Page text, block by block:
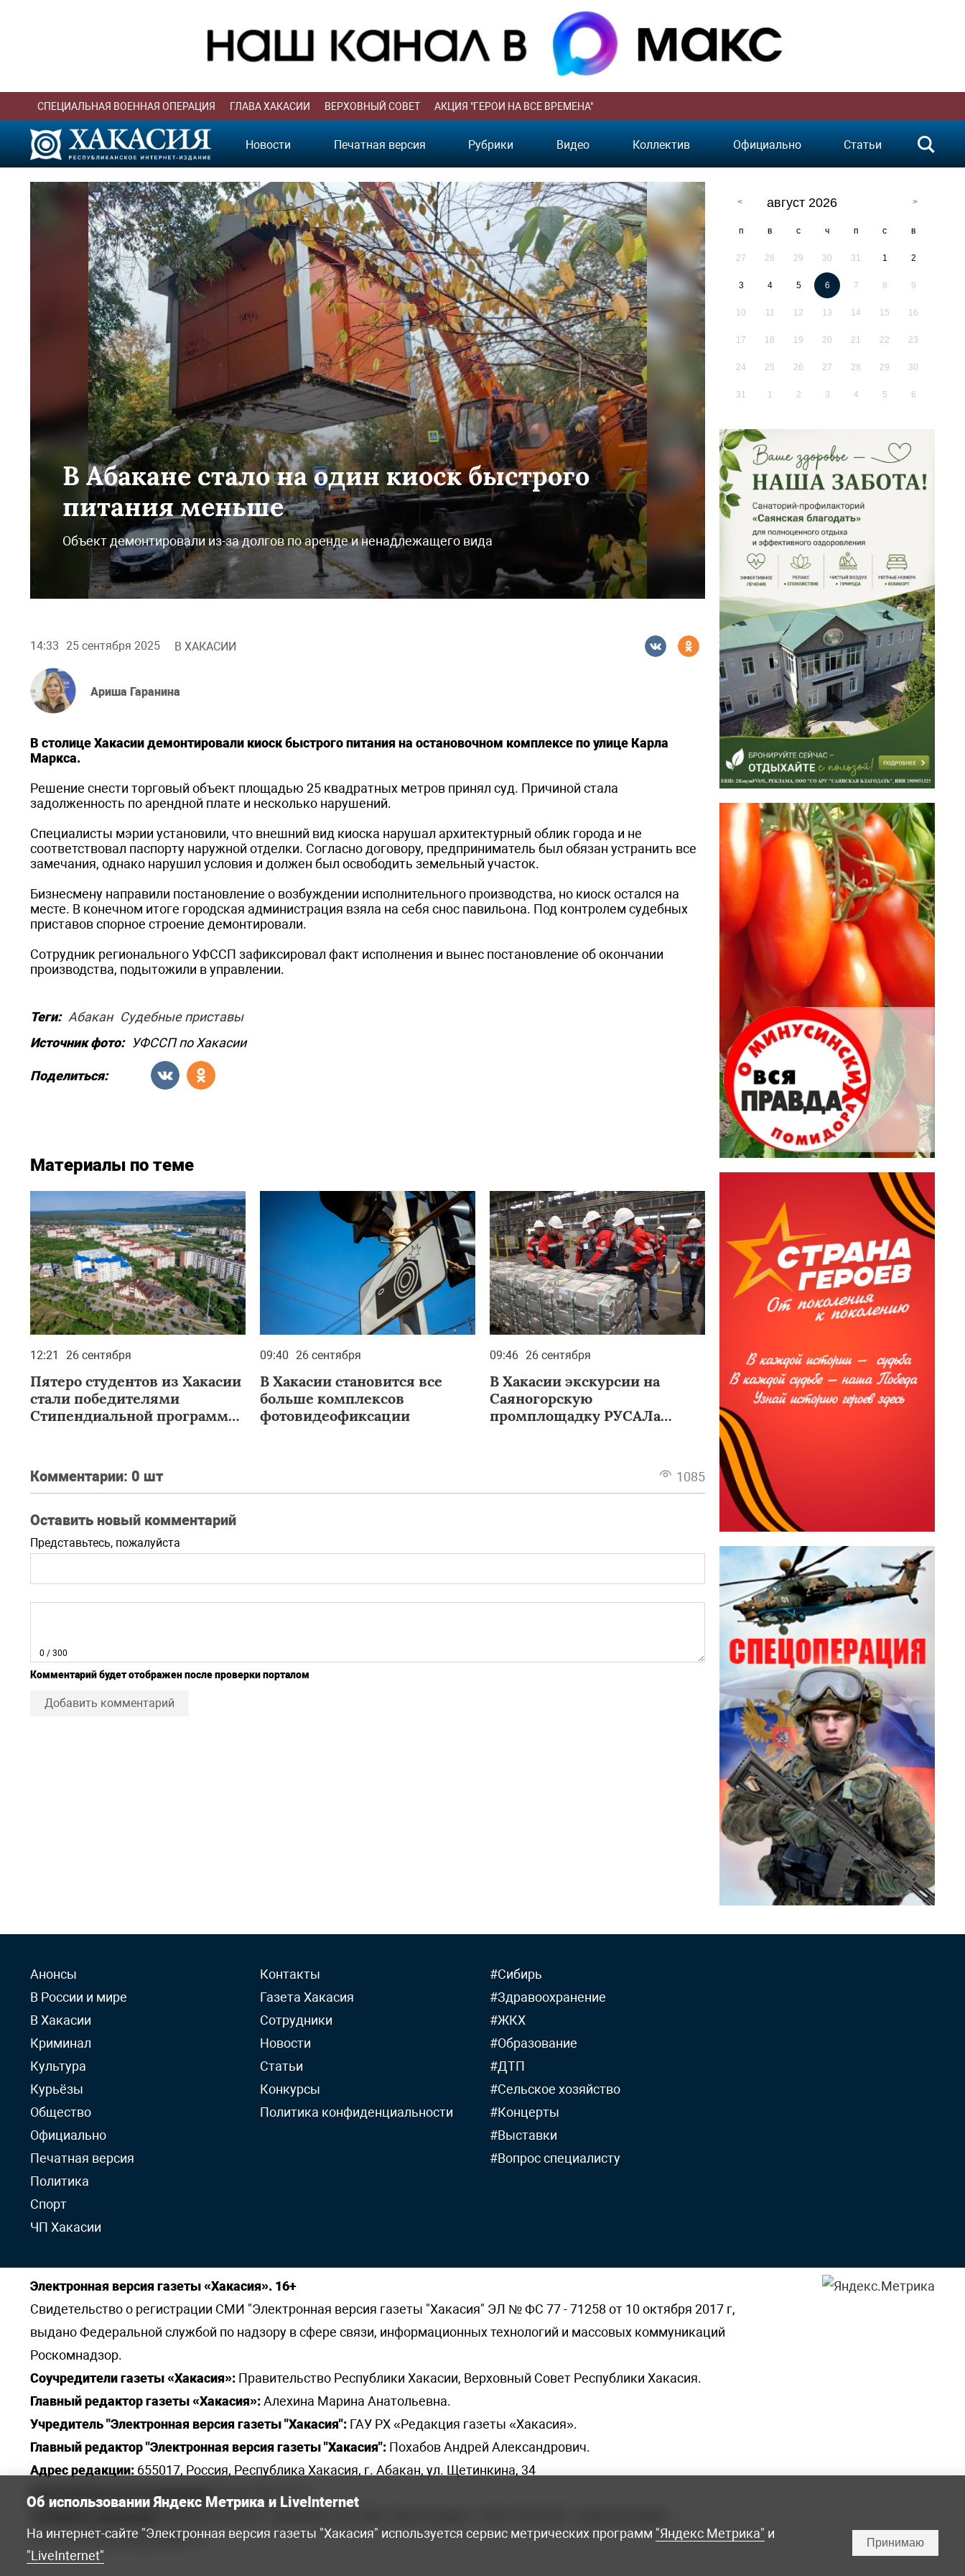
СПЕЦИАЛЬНАЯ ВОЕННАЯ ОПЕРАЦИЯ ГЛАВА ХАКАСИИ ВЕРХОВНЫЙ СОВЕТ АКЦИЯ "ГЕРОИ НА ВСЕ ВРЕМЕНА"
Новости Печатная версия Рубрики Видео Коллектив Официально Статьи
В Абакане стало на один киоск быстрого
питания меньше
Объект демонтировали из-за долгов по аренде и ненадлежащего вида
14:33 25 сентября 2025 В ХАКАСИИ
Ариша Гаранина
В столице Хакасии демонтировали киоск быстрого питания на остановочном комплексе по улице Карла
Маркса.
Решение снести торговый объект площадью 25 квадратных метров принял суд. Причиной стала
задолженность по арендной плате и несколько нарушений.
Специалисты мэрии установили, что внешний вид киоска нарушал архитектурный облик города и не
соответствовал паспорту наружной отделки. Согласно договору, предприниматель был обязан устранить все
замечания, однако нарушил условия и должен был освободить земельный участок.
Бизнесмену направили постановление о возбуждении исполнительного производства, но киоск остался на
месте. В конечном итоге городская администрация взяла на себя снос павильона. Под контролем судебных
приставов спорное строение демонтировали.
Сотрудник регионального УФССП зафиксировал факт исполнения и вынес постановление об окончании
производства, подытожили в управлении.
Теги: Абакан Судебные приставы
Источник фото:
УФССП по Хакасии
Поделиться:
Материалы по теме
12:21 26 сентября
Пятеро студентов из Хакасии
стали победителями
Стипендиальной программы
09:40 26 сентября
В Хакасии становится все
больше комплексов
фотовидеофиксации
09:46 26 сентября
В Хакасии экскурсии на
Саяногорскую
промплощадку РУСАЛа
Комментарии: 0 шт 1085
Оставить новый комментарий
Представьтесь, пожалуйста
0 / 300
Комментарий будет отображен после проверки порталом
Добавить комментарий
август 2026
п в с ч п с в
27 28 29 30 31 1 2
3 4 5 6 7 8 9
10 11 12 13 14 15 16
17 18 19 20 21 22 23
24 25 26 27 28 29 30
31 1 2 3 4 5 6
Анонсы
В России и мире
В Хакасии
Криминал
Культура
Курьёзы
Общество
Официально
Печатная версия
Политика
Спорт
ЧП Хакасии
Контакты
Газета Хакасия
Сотрудники
Новости
Статьи
Конкурсы
Политика конфиденциальности
#Сибирь
#Здравоохранение
#ЖКХ
#Образование
#ДТП
#Сельское хозяйство
#Концерты
#Выставки
#Вопрос специалисту
Электронная версия газеты «Хакасия». 16+
Свидетельство о регистрации СМИ "Электронная версия газеты "Хакасия" ЭЛ № ФС 77 - 71258 от 10 октября 2017 г,
выдано Федеральной службой по надзору в сфере связи, информационных технологий и массовых коммуникаций
Роскомнадзор.
Соучредители газеты «Хакасия»: Правительство Республики Хакасии, Верховный Совет Республики Хакасия.
Главный редактор газеты «Хакасия»:Алехина Марина Анатольевна.
Учредитель "Электронная версия газеты "Хакасия": ГАУ РХ «Редакция газеты «Хакасия».
Главный редактор "Электронная версия газеты "Хакасия": Похабов Андрей Александрович.
Адрес редакции: 655017, Россия, Республика Хакасия, г. Абакан, ул. Щетинкина, 34
Электронная почта редакции: khakred@r-19.ru
elena.s.korotkowa@yandex.ru.
Об использовании Яндекс Метрика и LiveInternet
На интернет-сайте "Электронная версия газеты "Хакасия" используется сервис метрических программ "Яндекс Метрика" и
"LiveInternet"
Принимаю